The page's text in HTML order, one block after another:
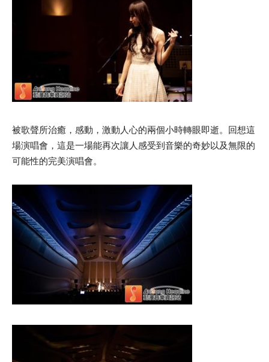
被歌聲所治癒，感動，激動人心的兩個小時轉眼即逝。回想這
場演唱會，這是一場能再次讓人感受到音樂的奇妙以及無限的
可能性的完美演唱會。